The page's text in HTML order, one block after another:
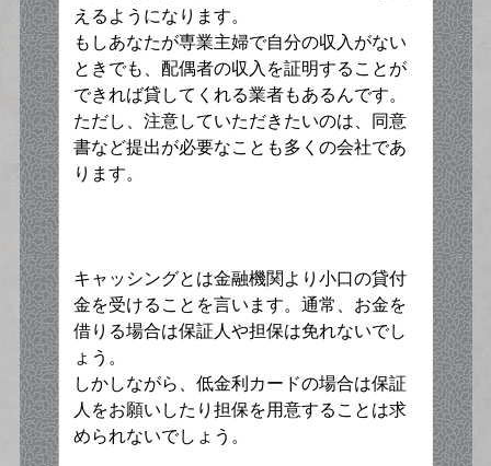
えるようになります。
もしあなたが専業主婦で自分の収入がない
ときでも、配偶者の収入を証明することが
できれば貸してくれる業者もあるんです。
ただし、注意していただきたいのは、同意
書など提出が必要なことも多くの会社であ
ります。
キャッシングとは金融機関より小口の貸付
金を受けることを言います。通常、お金を
借りる場合は保証人や担保は免れないでし
ょう。
しかしながら、低金利カードの場合は保証
人をお願いしたり担保を用意することは求
められないでしょう。